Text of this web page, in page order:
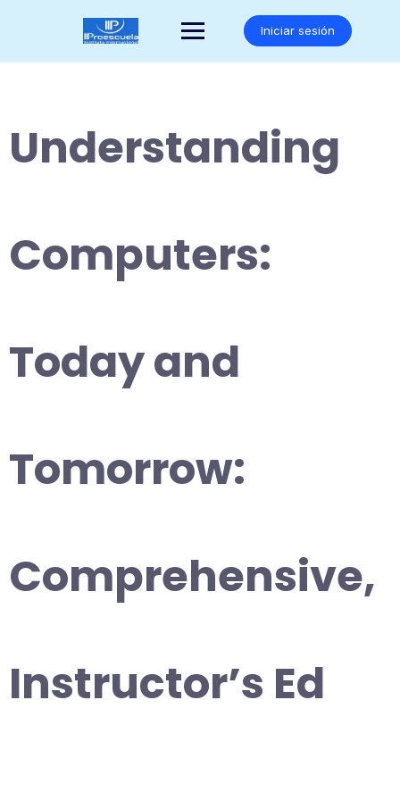
Iniciar sesión
Understanding
Computers:
Today and
Tomorrow:
Comprehensive,
Instructor’s Ed